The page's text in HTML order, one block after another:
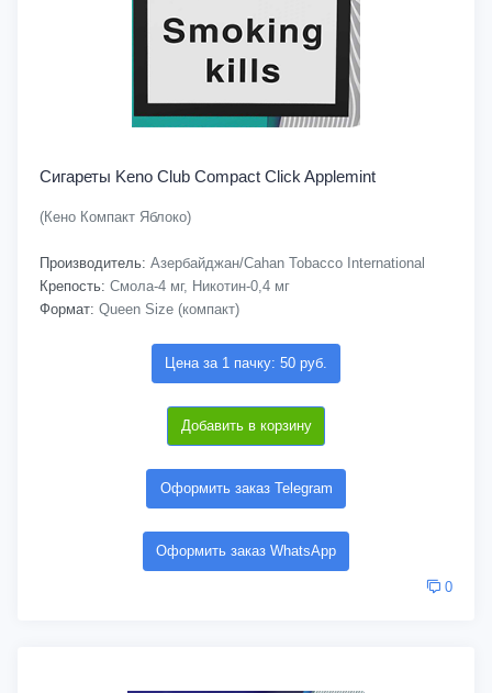
Сигареты Keno Club Compact Click Applemint
(Кено Компакт Яблоко)
Производитель: Азербайджан/Cahan Tobacco International
Крепость: Смола-4 мг, Никотин-0,4 мг
Формат: Queen Size (компакт)
Цена за 1 пачку: 50 руб.
Добавить в корзину
Оформить заказ Telegram
Оформить заказ WhatsApp
0